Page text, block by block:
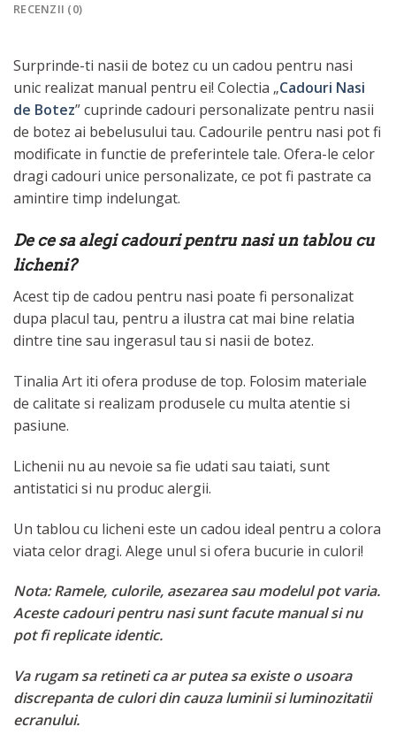
RECENZII (0)
Surprinde-ti nasii de botez cu un cadou pentru nasi
unic realizat manual pentru ei! Colectia „Cadouri Nasi
de Botez” cuprinde cadouri personalizate pentru nasii
de botez ai bebelusului tau. Cadourile pentru nasi pot fi
modificate in functie de preferintele tale. Ofera-le celor
dragi cadouri unice personalizate, ce pot fi pastrate ca
amintire timp indelungat.
De ce sa alegi cadouri pentru nasi un tablou cu
licheni?
Acest tip de cadou pentru nasi poate fi personalizat
dupa placul tau, pentru a ilustra cat mai bine relatia
dintre tine sau ingerasul tau si nasii de botez.
Tinalia Art iti ofera produse de top. Folosim materiale
de calitate si realizam produsele cu multa atentie si
pasiune.
Lichenii nu au nevoie sa fie udati sau taiati, sunt
antistatici si nu produc alergii.
Un tablou cu licheni este un cadou ideal pentru a colora
viata celor dragi. Alege unul si ofera bucurie in culori!
Nota: Ramele, culorile, asezarea sau modelul pot varia.
Aceste cadouri pentru nasi sunt facute manual si nu
pot fi replicate identic.
Va rugam sa retineti ca ar putea sa existe o usoara
discrepanta de culori din cauza luminii si luminozitatii
ecranului.